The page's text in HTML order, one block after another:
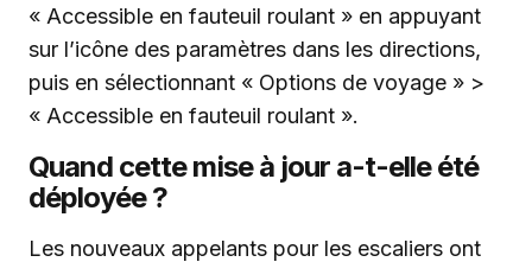
« Accessible en fauteuil roulant » en appuyant
sur l’icône des paramètres dans les directions,
puis en sélectionnant « Options de voyage » >
« Accessible en fauteuil roulant ».
Quand cette mise à jour a-t-elle été
déployée ?
Les nouveaux appelants pour les escaliers ont